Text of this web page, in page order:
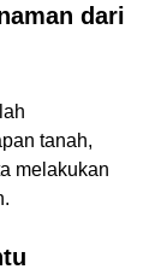
dari
tanah,
melakukan